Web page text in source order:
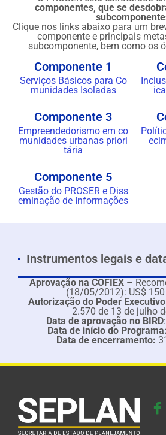
componentes, que se
Clique nos links abaixo para um
componente e principais
subcomponente, bem como os
Componente 1
Serviços Básicos para Co
munidades Isoladas
Componente 3
Empreendedorismo em co
munidades urbanas priori
tária
Componente 5
Gestão do PROSER e Diss
eminação de Informações
Instrumentos legais e
Aprovação na COFIEX–
(18/05/2012): US$
Autorização do Poder Executivo
2.570 de 13 de julho
Data de aprovação no BIRD
Data de início do Programa:
Data de encerramento: